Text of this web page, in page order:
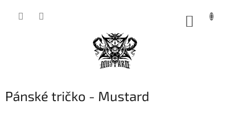
Pánské tričko - Mustard